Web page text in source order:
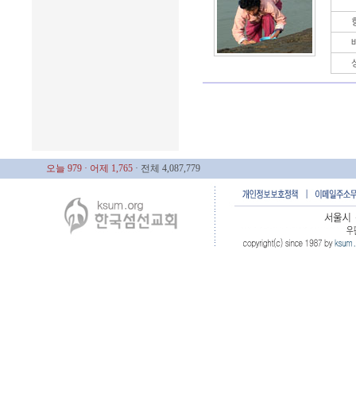
오늘 979 · 어제 1,765 · 전체 4,087,779